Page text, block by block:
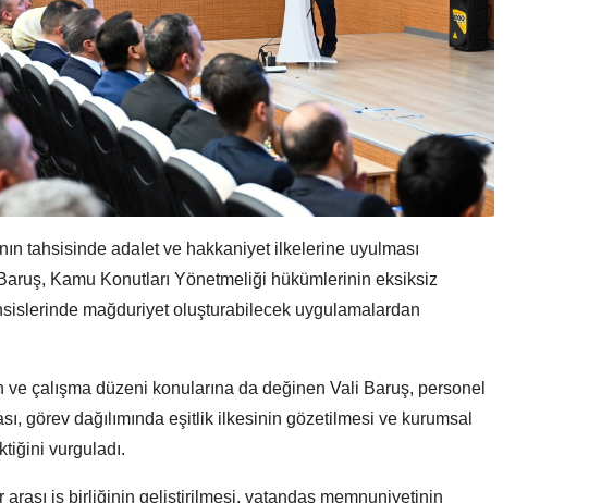
tahsisinde adalet ve hakkaniyet ilkelerine uyulması
Kamu Konutları Yönetmeliği hükümlerinin eksiksiz
mağduriyet oluşturabilecek uygulamalardan
çalışma düzeni konularına da değinen Vali Baruş, personel
görev dağılımında eşitlik ilkesinin gözetilmesi ve kurumsal
vurguladı.
arası iş birliğinin geliştirilmesi, vatandaş memnuniyetinin